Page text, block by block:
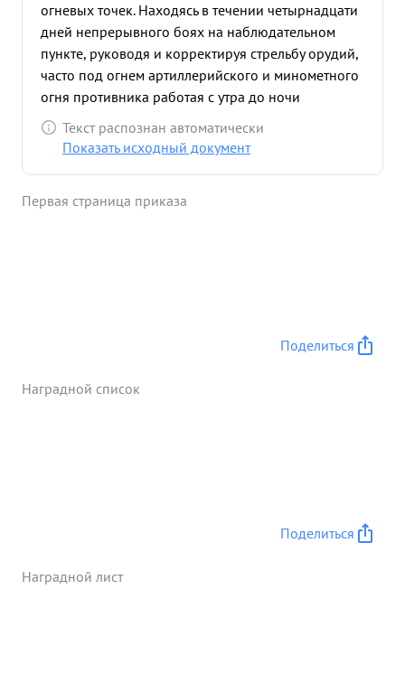
огневых точек. Находясь в течении четырнадцати
дней непрерывного боях на наблюдательном
пункте, руководя и корректируя стрельбу орудий,
часто под огнем артиллерийского и минометного
огня противника работая с утра до ночи
обеспечивал контратаки наших частей против
фашистов. Батарея под руководством полковника
Текст распознан автоматически
Показать исходный документ
Первая страница приказа
Поделиться
Наградной список
Поделиться
Наградной лист